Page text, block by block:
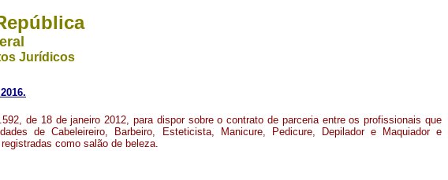
Jurídicos
de 18 de janeiro 2012, para dispor sobre o contrato de parceria entre os profissionais que
de Cabeleireiro, Barbeiro, Esteticista, Manicure, Pedicure, Depilador e Maquiador e
como salão de beleza.